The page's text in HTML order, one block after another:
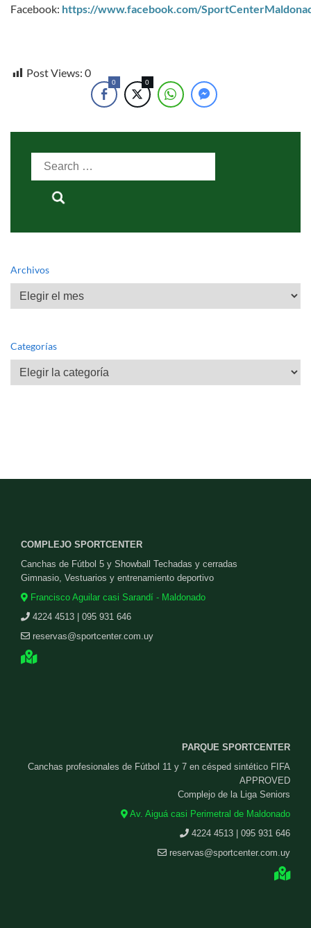
Facebook: https://www.facebook.com/
Post Views: 0
0 0
Search
Archivos
Archivos
Categorías
Categorías
COMPLEJO SPORTCENTER
Canchas de Fútbol 5 y Showball Techadas y cerradas
Gimnasio, Vestuarios y entrenamiento deportivo
Francisco Aguilar casi Sarandí - Maldonado
4224 4513 | 095 931 646
reservas@sportcenter.com.uy
PARQUE SPORTCENTER
Canchas profesionales de Fútbol 11 y 7 en césped sintético FIFA
APPROVED
Complejo de la Liga Seniors
Av. Aiguá casi Perimetral de Maldonado
4224 4513 | 095 931 646
reservas@sportcenter.com.uy